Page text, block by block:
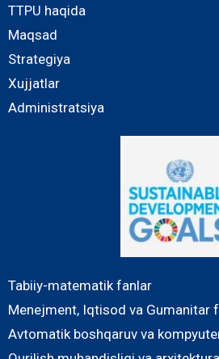
TTPU haqida
Maqsad
Strategiya
Xujjatlar
Administratsiya
Tabiiy-matematik fanlar
Menejment, Iqtisod va Gumanitar
Avtomatik boshqaruv va